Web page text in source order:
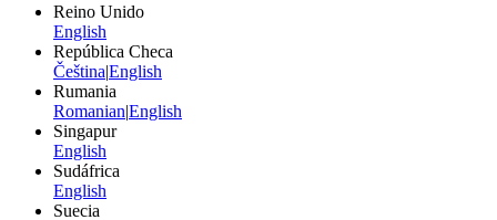
Reino Unido
English
República Checa
Čeština|English
Rumania
Romanian|English
Singapur
English
Sudáfrica
English
Suecia